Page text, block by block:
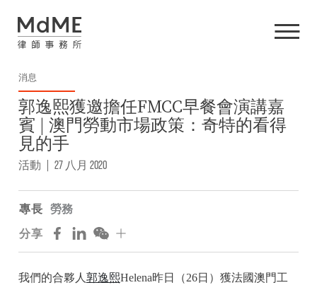
消息
郭逸熙獲邀擔任FMCC早餐會演講嘉
賓 | 澳門勞動市場政策：奇特的看得
見的手
活動 | 27 八月 2020
專長 勞務
分享
我們的合夥人 郭逸熙Helena昨日（26日）獲法國澳門工